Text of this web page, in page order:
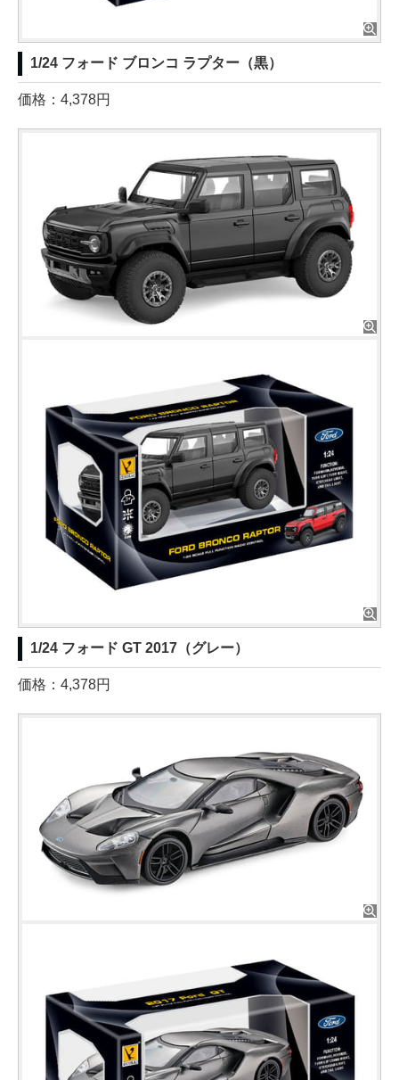
1/24 フォード ブロンコ ラプター（黒）
価格：4,378円
1/24 フォード GT 2017（グレー）
価格：4,378円